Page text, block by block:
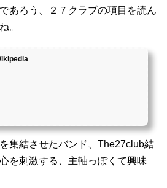
あろう、２７クラブの項目を読ん
。
集結させたバンド、The27club結
を刺激する、主軸っぽくて興味